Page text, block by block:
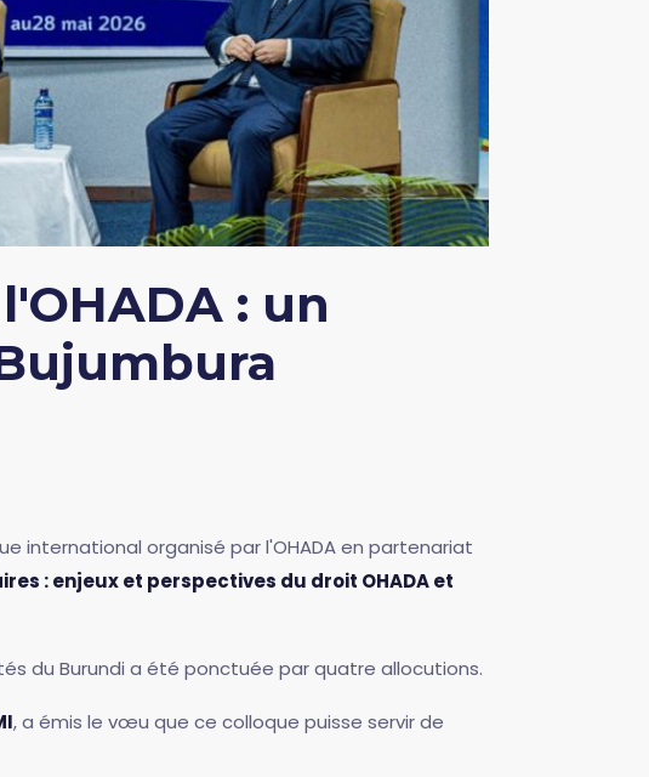
: un
international organisé par l'OHADA en partenariat
: enjeux et perspectives du droit OHADA et
du Burundi a été ponctuée par quatre allocutions.
, a émis le vœu que ce colloque puisse servir de